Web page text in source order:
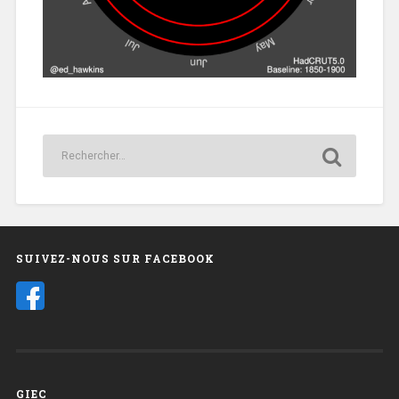
SUIVEZ-NOUS SUR FACEBOOK
GIEC